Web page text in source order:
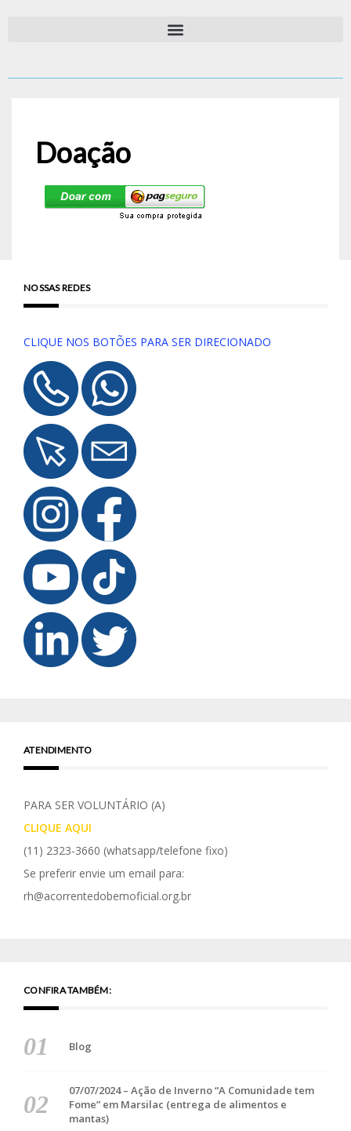
Doação
NOSSAS REDES
CLIQUE NOS BOTÕES PARA SER DIRECIONADO
ATENDIMENTO
PARA SER VOLUNTÁRIO (A)
CLIQUE AQUI
(11) 2323-3660 (whatsapp/telefone fixo)
Se preferir envie um email para:
rh@acorrentedobemoficial.org.br
CONFIRA TAMBÉM:
Blog
07/07/2024 – Ação de Inverno “A Comunidade tem
Fome” em Marsilac (entrega de alimentos e
mantas)